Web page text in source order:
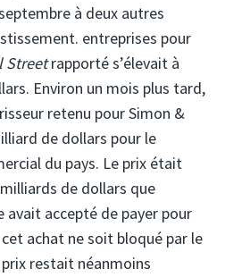
à deux autres
entreprises pour
Streetrapporté s’élevait à
Environ un mois plus tard,
retenu pour Simon &
de dollars pour le
du pays. Le prix était
de dollars que
avait accepté de payer pour
achat ne soit bloqué par le
restait néanmoins